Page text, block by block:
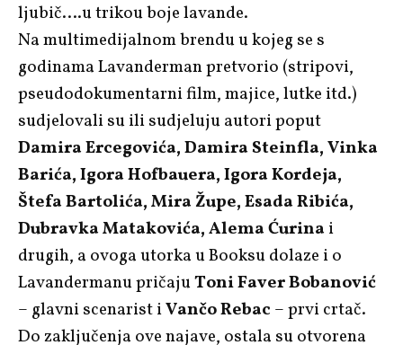
ljubič….u trikou boje lavande.
Na multimedijalnom brendu u kojeg se s
godinama Lavanderman pretvorio (stripovi,
pseudodokumentarni film, majice, lutke itd.)
sudjelovali su ili sudjeluju autori poput
Damira Ercegovića, Damira Steinfla, Vinka
Barića, Igora Hofbauera, Igora Kordeja,
Štefa Bartolića, Mira Župe, Esada Ribića,
Dubravka Matakovića, Alema Ćurinai
drugih, a ovoga utorka u Booksu dolaze i o
Lavandermanu pričajuToni Faver Bobanović
– glavni scenarist iVančo Rebac – prvi crtač.
Do zaključenja ove najave, ostala su otvorena